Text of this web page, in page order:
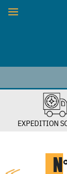
EXPEDITION
N